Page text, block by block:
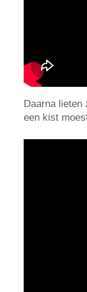
Daarna lieten
een kist